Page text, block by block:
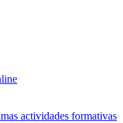
actividades formativas